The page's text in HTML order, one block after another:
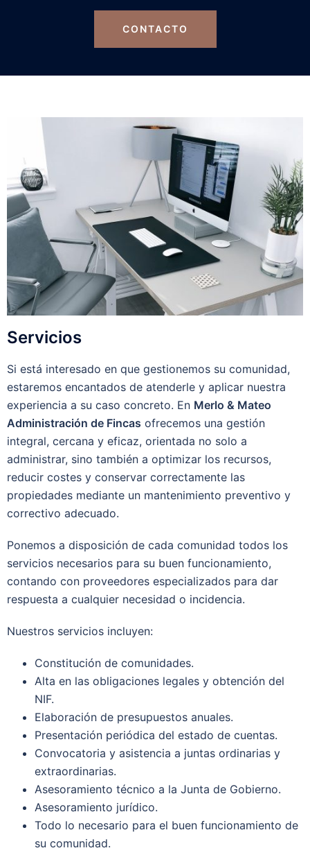
CONTACTO
Servicios
Si está interesado en que gestionemos su comunidad,
estaremos encantados de atenderle y aplicar nuestra
experiencia a su caso concreto. En Merlo & Mateo
Administración de Fincas ofrecemos una gestión
integral, cercana y eficaz, orientada no solo a
administrar, sino también a optimizar los recursos,
reducir costes y conservar correctamente las
propiedades mediante un mantenimiento preventivo y
correctivo adecuado.
Ponemos a disposición de cada comunidad todos los
servicios necesarios para su buen funcionamiento,
contando con proveedores especializados para dar
respuesta a cualquier necesidad o incidencia.
Nuestros servicios incluyen:
Constitución de comunidades.
Alta en las obligaciones legales y obtención del
NIF.
Elaboración de presupuestos anuales.
Presentación periódica del estado de cuentas.
Convocatoria y asistencia a juntas ordinarias y
extraordinarias.
Asesoramiento técnico a la Junta de Gobierno.
Asesoramiento jurídico.
Todo lo necesario para el buen funcionamiento de
su comunidad.